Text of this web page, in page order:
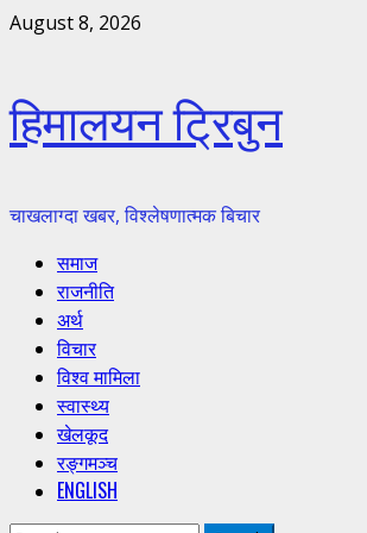
Skip
August 8, 2026
हिमालयन ट्रिबुन
चाखलाग्दा खबर, विश्लेषणात्मक बिचार
Primary
Menu
समाज
राजनीति
अर्थ
विचार
विश्व मामिला
स्वास्थ्य
खेलकूद
रङ्गमञ्च
ENGLISH